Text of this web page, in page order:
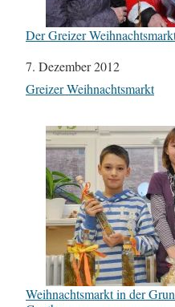
Der Greizer
Datum
7. Dezember 2012
In Bezug auf
Greizer Weihnachtsmarkt
Weihnachtsmarkt in der